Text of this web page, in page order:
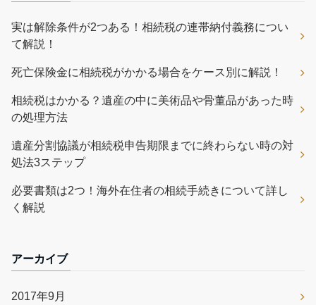
実は解除条件が2つある！相続税の連帯納付義務につい
て解説！
死亡保険金に相続税がかかる場合をケース別に解説！
相続税はかかる？遺産の中に美術品や骨董品があった時
の処理方法
遺産分割協議が相続税申告期限までに終わらない時の対
処法3ステップ
必要書類は2つ！海外在住者の相続手続きについて詳し
く解説
アーカイブ
2017年9月